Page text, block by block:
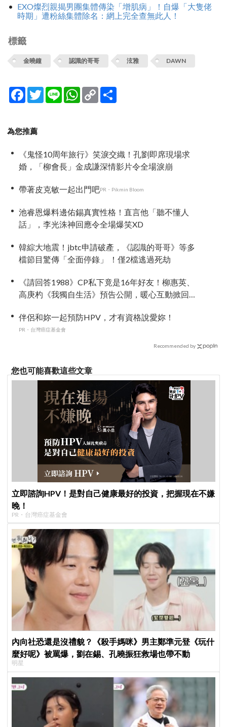
EXO燦烈親揭男團集體傳染「增肌病」！自爆「大隻佬
時期」遭粉絲集體除名：網上完全查無此人！
標籤
金曉鐘 認識的哥哥 泫雅 DAWN
Facebook
TwitterLine WhatsApp
Copy
Link
為您推薦
《鬼怪10周年旅行》笑淚交織！孔劉即席現場求
婚，「柳會長」金成謙深情影片令全場淚崩
帶著皮克敏一起出門吧PR・Pikmin Bloom
池睿恩爆料邊佑錫真實性格！直言他「聽不懂人
話」，李光洙神回應令全場爆笑XD
韓綜大地震！jbtc申請破產，《認識的哥哥》等多
檔節目驚傳「全面停錄」 ！僅2檔逃過死劫
《請回答1988》CP私下竟是16年好友！柳惠英、
高庚杓《我獨自生活》預告公開，暖心互動掀回
伴侶和妳一起預防HPV，才有資格說愛妳！
PR・台灣癌症基金會
Recommended by
您也可能喜歡這些文章
立即諮詢HPV！是對自己健康最好的投資，把握現在不嫌
晚！
PR・台灣癌症基金會
內向社恐還是沒禮貌？《殺手媽咪》男主鄭準元登《玩什
麼好呢》被罵爆，劉在錫、孔曉振狂救場也帶不動
明星